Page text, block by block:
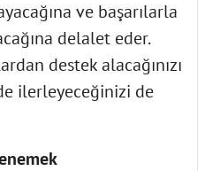
ve başarılarla
delalet eder.
destek alacağınızı
ilerleyeceğinizi de